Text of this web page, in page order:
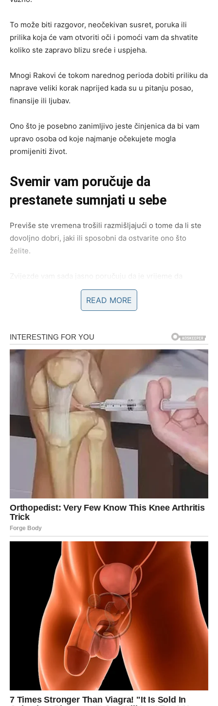
To može biti razgovor, neočekivan susret, poruka ili
prilika koja će vam otvoriti oči i pomoći vam da shvatite
koliko ste zapravo blizu sreće i uspjeha.
Mnogi Rakovi će tokom narednog perioda dobiti priliku da
naprave veliki korak naprijed kada su u pitanju posao,
finansije ili ljubav.
Ono što je posebno zanimljivo jeste činjenica da bi vam
upravo osoba od koje najmanje očekujete mogla
promijeniti život.
Svemir vam poručuje da
prestanete sumnjati u sebe
Previše ste vremena trošili razmišljajući o tome da li ste
dovoljno dobri, jaki ili sposobni da ostvarite ono što
želite.
Zvijezde vam sada jasno poručuju da je vrijeme da
konačno počnete vjerovati sebi.
U narednom periodu intuicija će vam biti veoma jaka i
Mnogi Rakovi će konačno donijeti odluku koju dugo
odlažu i upravo ta odluka mogla bi kasnije potpuno
promijeniti njihov život.
Novac i uspjeh dolaze onda kada
skoro izgubite vjeru
Finansijska situacija uskoro bi mogla postati mnogo bolja.
Pred vama su dani tokom kojih biste mogli dobiti novu
poslovnu ponudu, priliku za dodatnu zaradu ili pomoć
koja dolazi potpuno neočekivano.
Mnogi Rakovi će konačno uspjeti riješiti probleme koji ih
dugo opterećuju i prvi put nakon mnogo vremena osjetiti
sigurnost i mir.
Zvijezde pokazuju da vam dolazi period tokom kojeg biste
READ MORE